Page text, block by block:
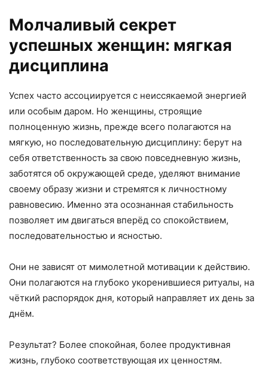
Молчаливый секрет
успешных женщин: мягкая
дисциплина
Успех часто ассоциируется с неиссякаемой энергией
или особым даром. Но женщины, строящие
полноценную жизнь, прежде всего полагаются на
мягкую, но последовательную дисциплину: берут на
себя ответственность за свою повседневную жизнь,
заботятся об окружающей среде, уделяют внимание
своему образу жизни и стремятся к личностному
равновесию. Именно эта осознанная стабильность
позволяет им двигаться вперёд со спокойствием,
последовательностью и ясностью.
Они не зависят от мимолетной мотивации к действию.
Они полагаются на глубоко укоренившиеся ритуалы, на
чёткий распорядок дня, который направляет их день за
днём.
Результат? Более спокойная, более продуктивная
жизнь, глубоко соответствующая их ценностям.